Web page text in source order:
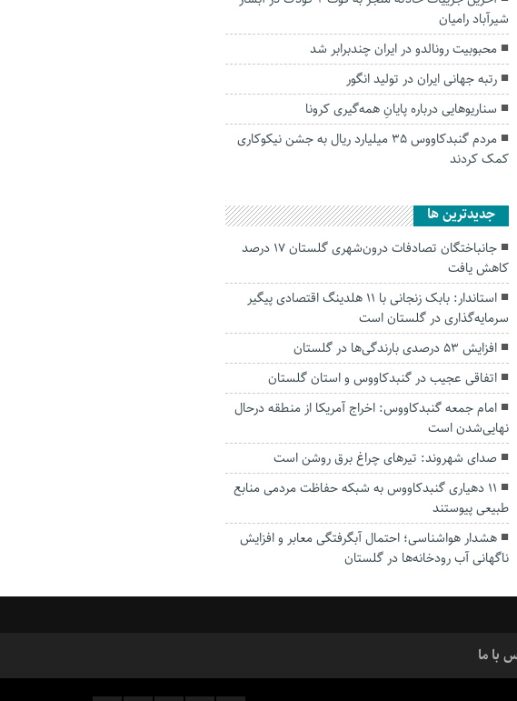
شیرآباد رامیان
محبوبیت رونالدو در ایران چندبرابر شد
رتبه جهانی ایران در تولید انگور
سناریوهایی درباره پایانِ همه‌گیری کرونا
مردم گنبدکاووس ۳۵ میلیارد ریال به جشن نیکوکاری
کمک کردند
جديدترين ها
جانباختگان تصادفات درون‌شهری گلستان ۱۷ درصد
کاهش یافت
استاندار: بابک زنجانی با ۱۱ هلدینگ اقتصادی پیگیر
سرمایه‌گذاری در گلستان است
افزایش ۵۳ درصدی بارندگی‌ها در گلستان
اتفاقی عجیب در‌ گنبدکاووس و استان گلستان
امام جمعه گنبدکاووس: اخراج آمریکا از منطقه درحال
نهایی‌شدن است
صدای شهروند: تیرهای چراغ برق روشن است
۱۱ دهیاری گنبدکاووس به شبکه حفاظت مردمی منابع
طبیعی پیوستند
هشدار هواشناسی؛ احتمال آبگرفتگی معابر و افزایش
ناگهانی آب رودخانه‌ها در گلستان
با ما